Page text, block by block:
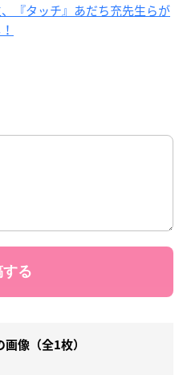
『タッチ』あだち充先生らが
画像（全1枚）